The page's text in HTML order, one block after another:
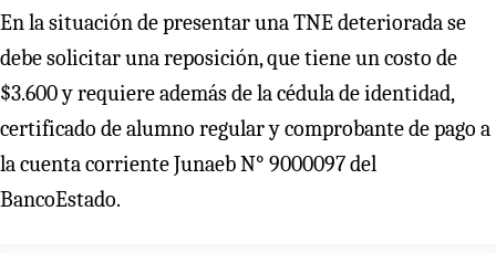
En la situación de presentar una TNE deteriorada se
debe solicitar una reposición, que tiene un costo de
$3.600 y requiere además de la cédula de identidad,
certificado de alumno regular y comprobante de pago a
la cuenta corriente Junaeb N° 9000097 del
BancoEstado.